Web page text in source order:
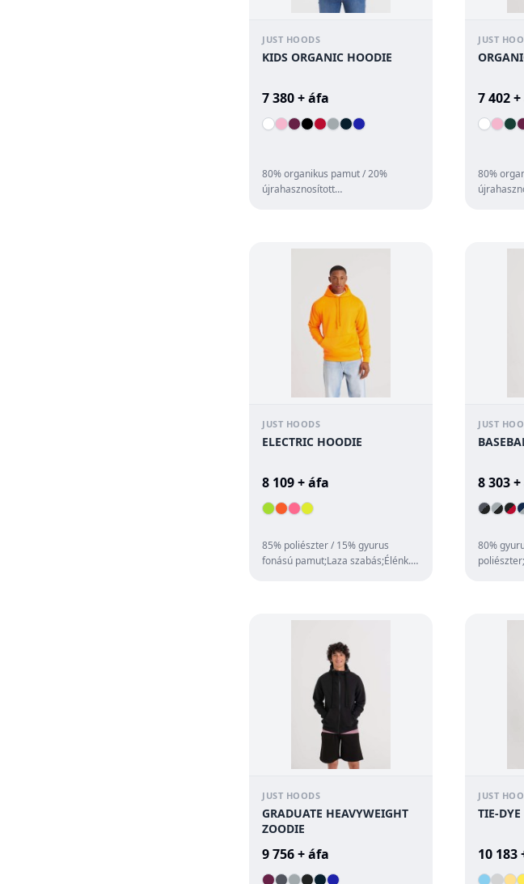
JUST HOODS
KIDS ORGANIC HOODIE
7 380 + áfa
80% organikus pamut / 20%
újrahasznosított
JUST
7 402
80%
JUST HOODS
ELECTRIC HOODIE
8 109 + áfa
85% poliészter / 15% gyurus
fonású pamut;Laza szabás;Élénk.
JUST
8 303
80%
JUST HOODS
GRADUATE HEAVYWEIGHT
ZOODIE
9 756 + áfa
JUST
TIE-
10 183